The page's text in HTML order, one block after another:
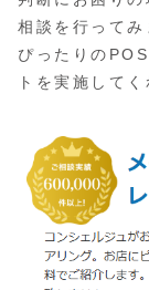
相談を行って
ぴったりの
トを実施してく